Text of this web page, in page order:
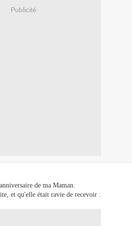
Publicité
de ma Maman.
et qu'elle était ravie de recevoir :